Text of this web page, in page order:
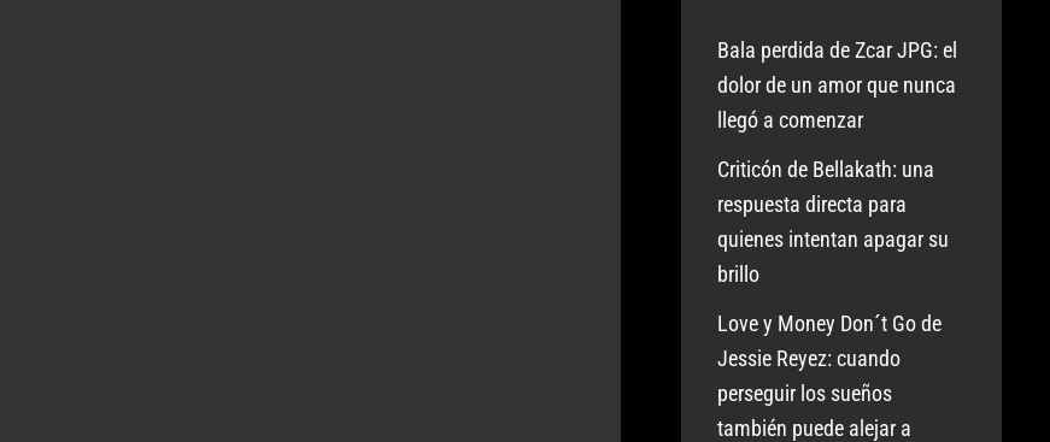
Bala perdida de Zcar JPG: el
dolor de un amor que nunca
llegó a comenzar
Criticón de Bellakath: una
respuesta directa para
quienes intentan apagar su
brillo
Love y Money Don´t Go de
Jessie Reyez: cuando
perseguir los sueños
también puede alejar a